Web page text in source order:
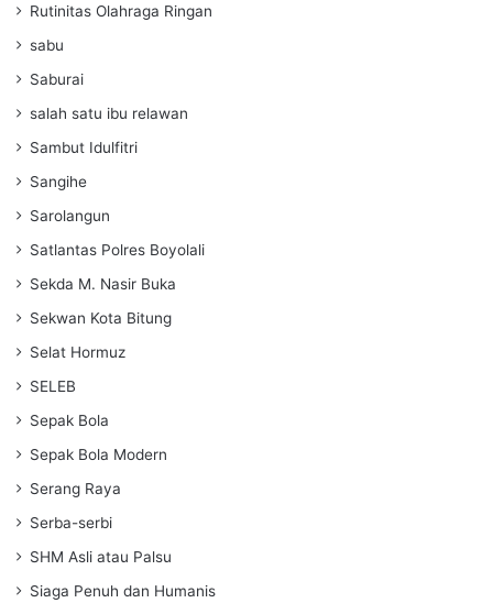
Rutinitas Olahraga Ringan
sabu
Saburai
salah satu ibu relawan
Sambut Idulfitri
Sangihe
Sarolangun
Satlantas Polres Boyolali
Sekda M. Nasir Buka
Sekwan Kota Bitung
Selat Hormuz
SELEB
Sepak Bola
Sepak Bola Modern
Serang Raya
Serba-serbi
SHM Asli atau Palsu
Siaga Penuh dan Humanis